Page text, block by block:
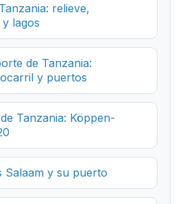
relieve,
lagos
de Tanzania:
y puertos
Tanzania: Köppen-
Salaam y su puerto